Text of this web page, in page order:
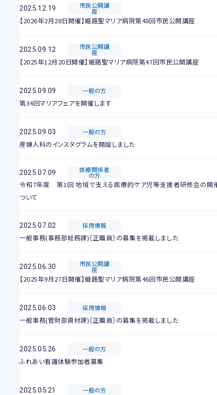
2025.12.19 市民公開講
座
【2026年2月28日開催】姫路聖マリア病院第48回市民公開講座
2025.09.12 市民公開講
座
【2025年12月20日開催】姫路聖マリア病院第47回市民公開講座
2025.09.09 一般の方
第34回マリアフェアを開催します
2025.09.03 一般の方
産婦人科のインスタグラムを開設しました
2025.07.09 医療関係者
の方
令和7年度 第1回 地域で支える医療的ケア児等支援者研修会の開
ついて
2025.07.02 採用情報
一般事務(事務部総務課)［正職員］の募集を掲載しました
2025.06.30 市民公開講
座
【2025年9月27日開催】姫路聖マリア病院第46回市民公開講座
2025.06.03 採用情報
一般事務(管財部資材課)［正職員］の募集を掲載しました
2025.05.26 一般の方
ふれあい看護体験参加者募集
2025.05.21 一般の方